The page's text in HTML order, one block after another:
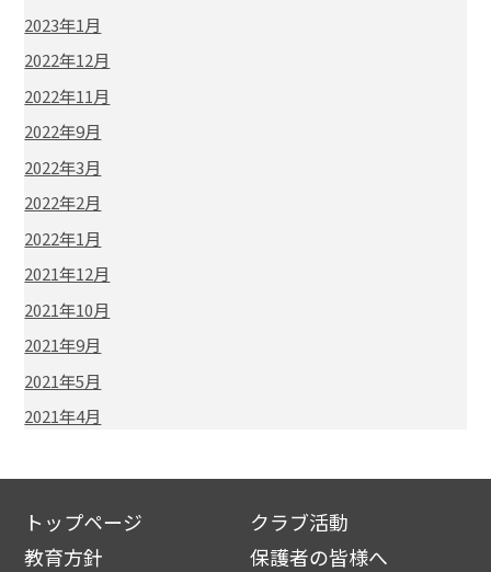
2023年1月
2022年12月
2022年11月
2022年9月
2022年3月
2022年2月
2022年1月
2021年12月
2021年10月
2021年9月
2021年5月
2021年4月
トップページ
教育方針
クラブ活動
保護者の皆様へ